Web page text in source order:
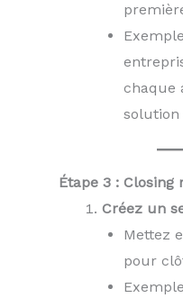
chaque
solution
Étape 3 : Closing
Créez un
Mettez
pour